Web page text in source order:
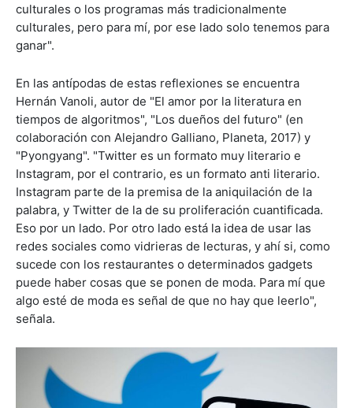
culturales o los programas más tradicionalmente
culturales, pero para mí, por ese lado solo tenemos para
ganar".
En las antípodas de estas reflexiones se encuentra
Hernán Vanoli, autor de "El amor por la literatura en
tiempos de algoritmos", "Los dueños del futuro" (en
colaboración con Alejandro Galliano, Planeta, 2017) y
"Pyongyang". "Twitter es un formato muy literario e
Instagram, por el contrario, es un formato anti literario.
Instagram parte de la premisa de la aniquilación de la
palabra, y Twitter de la de su proliferación cuantificada.
Eso por un lado. Por otro lado está la idea de usar las
redes sociales como vidrieras de lecturas, y ahí si, como
sucede con los restaurantes o determinados gadgets
puede haber cosas que se ponen de moda. Para mí que
algo esté de moda es señal de que no hay que leerlo",
señala.